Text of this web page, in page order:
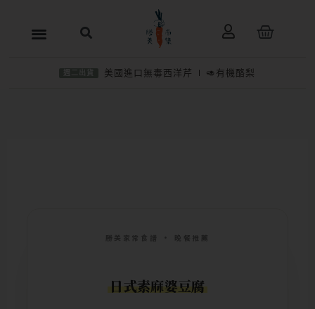
購
美國進口無毒西洋芹 🥑有機酪梨
日式素麻婆豆腐